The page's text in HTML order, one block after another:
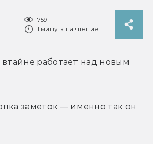
759
1 минута на чтение
втайне работает над новым
заметок — именно так он